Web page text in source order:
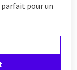
pour un